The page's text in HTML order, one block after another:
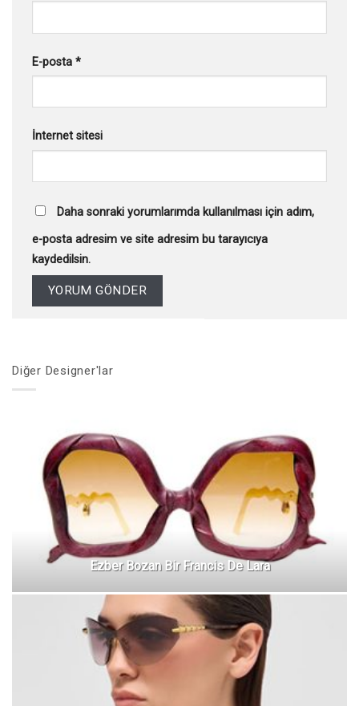
E-posta *
İnternet sitesi
Daha sonraki yorumlarımda kullanılması için adım,
e-posta adresim ve site adresim bu tarayıcıya
kaydedilsin.
Diğer Designer'lar
Ezber Bozan Bir Francis De Lara